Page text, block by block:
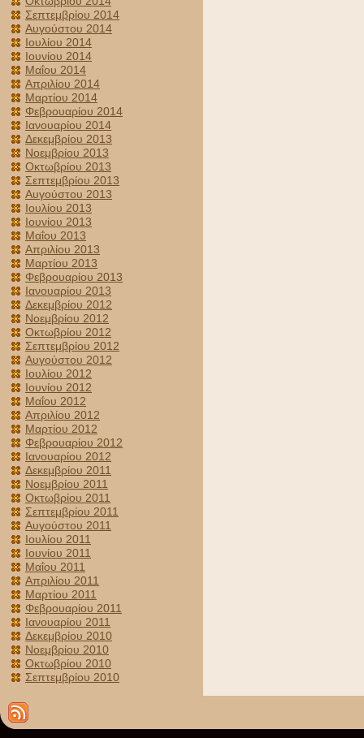
Σεπτεμβρίου 2014
Αυγούστου 2014
Ιουλίου 2014
Ιουνίου 2014
Μαΐου 2014
Απριλίου 2014
Μαρτίου 2014
Φεβρουαρίου 2014
Ιανουαρίου 2014
Δεκεμβρίου 2013
Νοεμβρίου 2013
Οκτωβρίου 2013
Σεπτεμβρίου 2013
Αυγούστου 2013
Ιουλίου 2013
Ιουνίου 2013
Μαΐου 2013
Απριλίου 2013
Μαρτίου 2013
Φεβρουαρίου 2013
Ιανουαρίου 2013
Δεκεμβρίου 2012
Νοεμβρίου 2012
Οκτωβρίου 2012
Σεπτεμβρίου 2012
Αυγούστου 2012
Ιουλίου 2012
Ιουνίου 2012
Μαΐου 2012
Απριλίου 2012
Μαρτίου 2012
Φεβρουαρίου 2012
Ιανουαρίου 2012
Δεκεμβρίου 2011
Νοεμβρίου 2011
Οκτωβρίου 2011
Σεπτεμβρίου 2011
Αυγούστου 2011
Ιουλίου 2011
Ιουνίου 2011
Μαΐου 2011
Απριλίου 2011
Μαρτίου 2011
Φεβρουαρίου 2011
Ιανουαρίου 2011
Δεκεμβρίου 2010
Νοεμβρίου 2010
Οκτωβρίου 2010
Σεπτεμβρίου 2010